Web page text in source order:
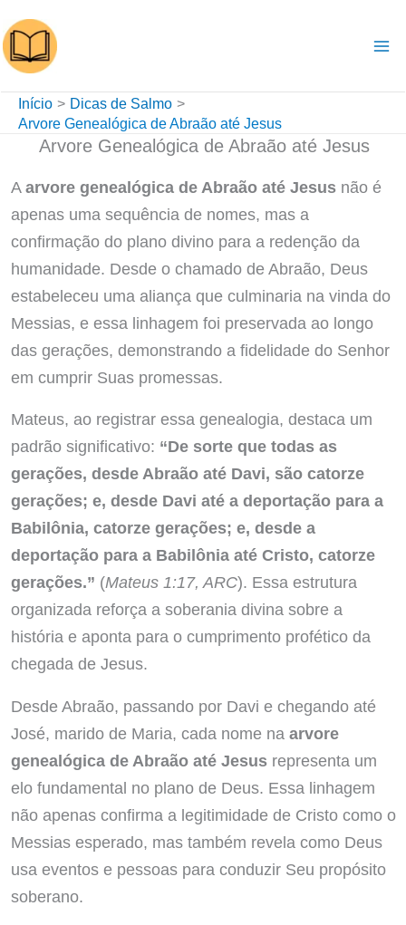
para
o
conteúdo
Início
Dicas de Salmo
Arvore Genealógica de Abraão até Jesus
Arvore Genealógica de Abraão até Jesus
Aarvore genealógica de Abraão até Jesusnão é
apenas uma sequência de nomes, mas a
confirmação do plano divino para a redenção da
humanidade. Desde o chamado de Abraão, Deus
estabeleceu uma aliança que culminaria na vinda do
Messias, e essa linhagem foi preservada ao longo
das gerações, demonstrando a fidelidade do Senhor
em cumprir Suas promessas.
Mateus, ao registrar essa genealogia, destaca um
padrão significativo: “De sorte que todas as
gerações, desde Abraão até Davi, são catorze
gerações; e, desde Davi até a deportação para a
Babilônia, catorze gerações; e, desde a
deportação para a Babilônia até Cristo, catorze
gerações.” (Mateus 1:17, ARC). Essa estrutura
organizada reforça a soberania divina sobre a
história e aponta para o cumprimento profético da
chegada de Jesus.
Desde Abraão, passando por Davi e chegando até
José, marido de Maria, cada nome na arvore
genealógica de Abraão até Jesusrepresenta um
elo fundamental no plano de Deus. Essa linhagem
não apenas confirma a legitimidade de Cristo como o
Messias esperado, mas também revela como Deus
usa eventos e pessoas para conduzir Seu propósito
soberano.